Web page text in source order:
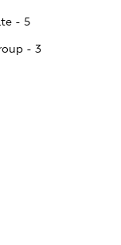
- 5
- 3